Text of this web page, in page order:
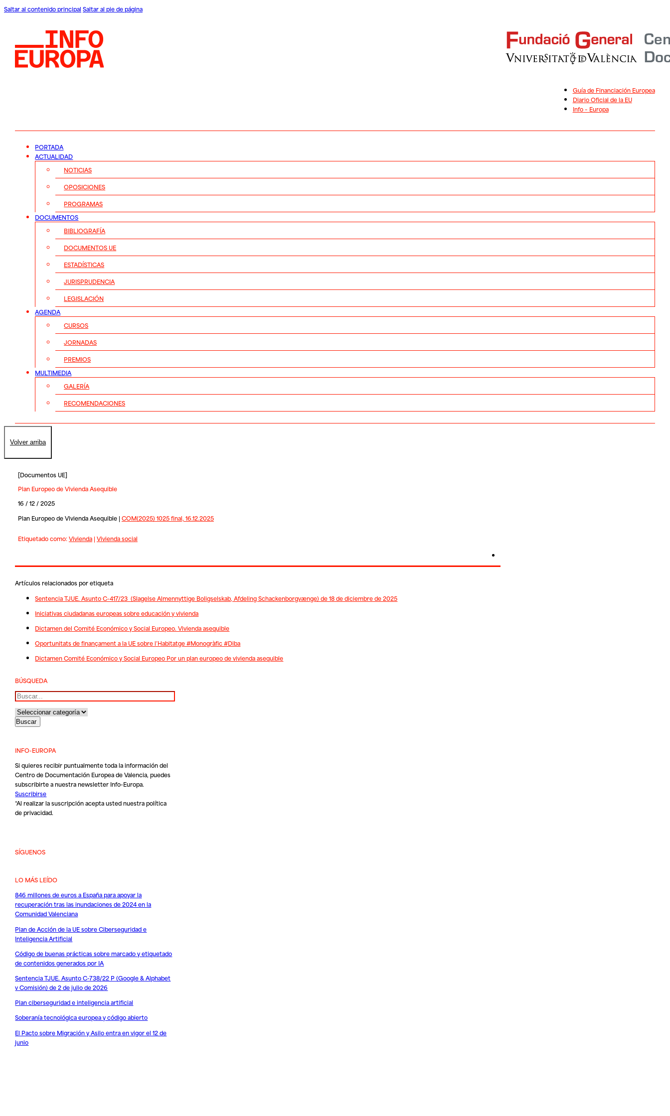
Saltar al contenido principal Saltar al pie de página
Guía de Financiación Europea
Diario Oficial de la EU
Info – Europa
PORTADA
ACTUALIDAD
NOTICIAS
OPOSICIONES
PROGRAMAS
DOCUMENTOS
BIBLIOGRAFÍA
DOCUMENTOS UE
ESTADÍSTICAS
JURISPRUDENCIA
LEGISLACIÓN
AGENDA
CURSOS
JORNADAS
PREMIOS
MULTIMEDIA
GALERÍA
RECOMENDACIONES
Volver arriba
[Documentos UE]
Plan Europeo de Vivienda Asequible
16 / 12 / 2025
Plan Europeo de Vivienda Asequible | COM(2025) 1025 final, 16.12.2025
Etiquetado como:Vivienda| Vivienda social
Artículos relacionados por etiqueta
Sentencia TJUE. Asunto C-417/23 (Slagelse Almennyttige Boligselskab, Afdeling Schackenborgvænge) de 18 de diciembre de 2025
Iniciativas ciudadanas europeas sobre educación y vivienda
Dictamen del Comité Económico y Social Europeo. Vivienda asequible
Oportunitats de finançament a la UE sobre l’Habitatge #Monogràfic #Diba
Dictamen Comité Económico y Social Europeo Por un plan europeo de vivienda asequible
BÚSQUEDA
Buscar
INFO-EUROPA
Si quieres recibir puntualmente toda la información del
Centro de Documentación Europea de Valencia, puedes
subscribirte a nuestra newsletter Info-Europa.
Suscribirse
*Al realizar la suscripción acepta usted nuestrapolítica
de privacidad.
SÍGUENOS
LO MÁS LEÍDO
846 millones de euros a España para apoyar la
recuperación tras las inundaciones de 2024 en la
Comunidad Valenciana
Plan de Acción de la UE sobre Ciberseguridad e
Inteligencia Artificial
Código de buenas prácticas sobre marcado y etiquetado
de contenidos generados por IA
Sentencia TJUE. Asunto C-738/22 P (Google & Alphabet
v Comisión) de 2 de julio de 2026
Plan ciberseguridad e inteligencia artificial
Soberanía tecnológica europea y código abierto
El Pacto sobre Migración y Asilo entra en vigor el 12 de
junio